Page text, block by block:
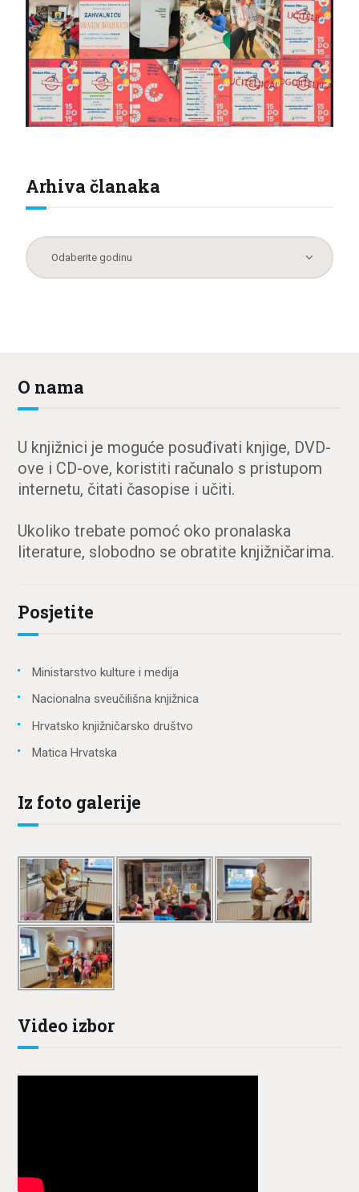
Arhiva članaka
O nama
U knjižnici je moguće posuđivati knjige, DVD-
ove i CD-ove, koristiti računalo s pristupom
internetu, čitati časopise i učiti.
Ukoliko trebate pomoć oko pronalaska
literature, slobodno se obratite knjižničarima.
Posjetite
Ministarstvo kulture i medija
Nacionalna sveučilišna knjižnica
Hrvatsko knjižničarsko društvo
Matica Hrvatska
Iz foto galerije
Video izbor